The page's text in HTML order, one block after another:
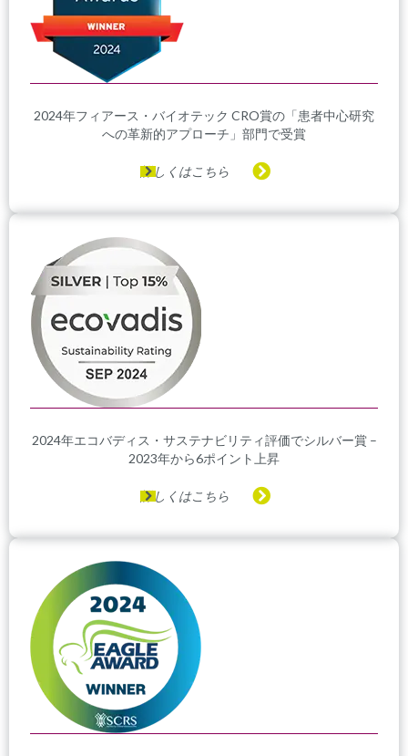
2024年フィアース・バイオテック CRO賞の「患者中心研究
への革新的アプローチ」部門で受賞
詳しくはこちら
2024年エコバディス・サステナビリティ評価でシルバー賞 –
2023年から6ポイント上昇
詳しくはこちら